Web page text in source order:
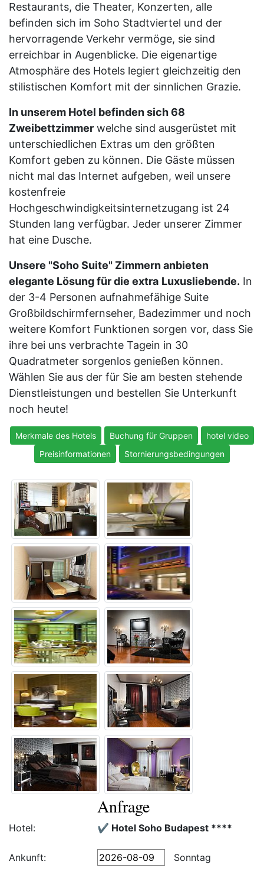
Restaurants, die Theater, Konzerten, alle
befinden sich im Soho Stadtviertel und der
hervorragende Verkehr vermöge, sie sind
erreichbar in Augenblicke. Die eigenartige
Atmosphäre des Hotels legiert gleichzeitig den
stilistischen Komfort mit der sinnlichen Grazie.
In unserem Hotel befinden sich 68
Zweibettzimmer welche sind ausgerüstet mit
unterschiedlichen Extras um den größten
Komfort geben zu können. Die Gäste müssen
nicht mal das Internet aufgeben, weil unsere
kostenfreie
Hochgeschwindigkeitsinternetzugang ist 24
Stunden lang verfügbar. Jeder unserer Zimmer
hat eine Dusche.
Unsere "Soho Suite" Zimmern anbieten
elegante Lösung für die extra Luxusliebende. In
der 3-4 Personen aufnahmefähige Suite
Großbildschirmfernseher, Badezimmer und noch
weitere Komfort Funktionen sorgen vor, dass Sie
ihre bei uns verbrachte Tagein in 30
Quadratmeter sorgenlos genießen können.
Wählen Sie aus der für Sie am besten stehende
Dienstleistungen und bestellen Sie Unterkunft
noch heute!
Merkmale des Hotels Buchung für Gruppen
hotel video
Preisinformationen
Stornierungsbedingungen
Anfrage
Hotel: ✔️ Hotel Soho Budapest ****
Ankunft: Sonntag